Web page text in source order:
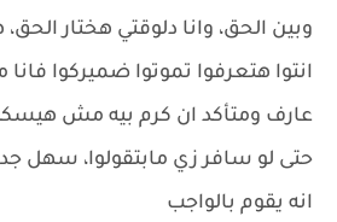
وبين الحق، وانا دلوقتي هختار الحق،
انتوا هتعرفوا تموتوا ضميركوا
عارف ومتأكد ان كرم بيه مش
حتى لو سافر زي مابتقولوا، سهل
انه يقوم بالواجب